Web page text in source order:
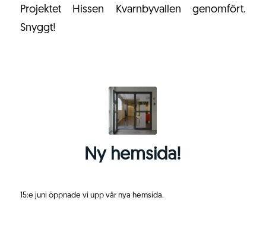
Projektet Hissen Kvarnbyvallen genomfört.
Snyggt!
Ny hemsida!
15:e juni öppnade vi upp vår nya hemsida.